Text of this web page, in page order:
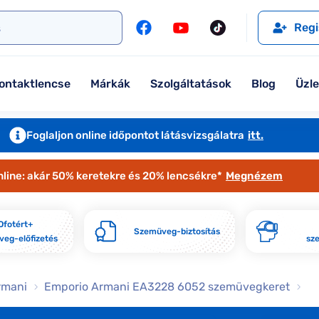
Márkák Szolgáltatások Blog
Jimmy Choo
További márkáink megtekintése
Komplett 20% minden
Szemüveglencsék
Kontaktlencse
Foglaljon online időpontot látásvizsgálatra itt.
akár 50% keretekre és 20% lencsékre* Megnézem
előfizetés
Szemüveg-biztosítás
Emporio Armani EA3228 6052 szemüvegkeret